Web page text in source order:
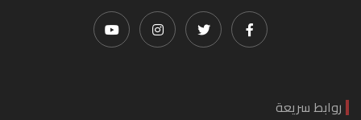
روابط سريعة